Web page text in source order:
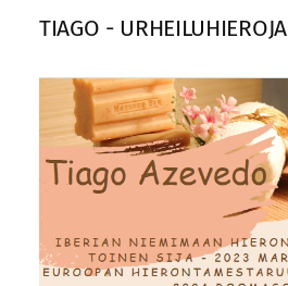
TIAGO - URHEILUHIEROJA